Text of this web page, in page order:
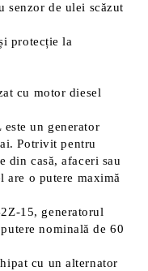
senzor de ulei scăzut
protecție la
cu motor diesel
un generator
Potrivit pentru
din casă, afaceri sau
are o putere maximă
15, generatorul
nominală de 60
cu un alternator